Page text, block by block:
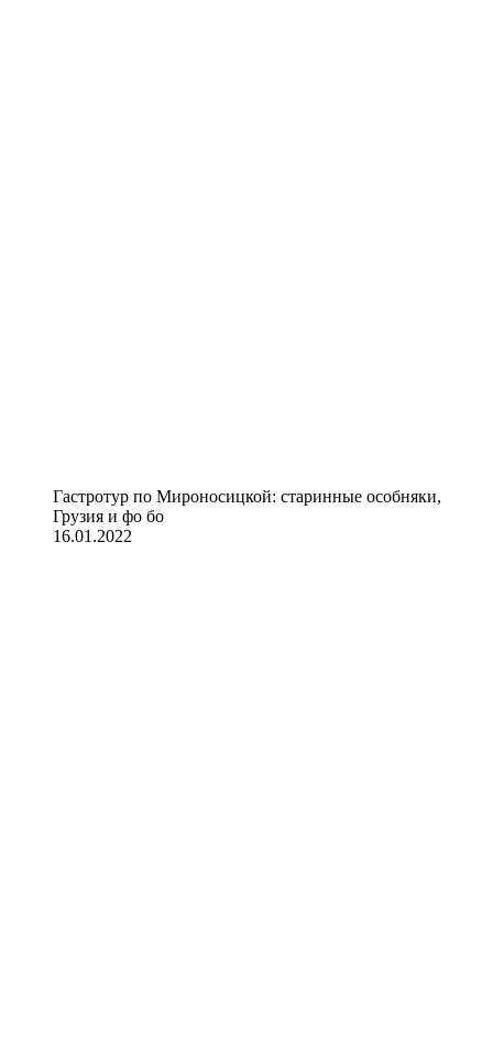
Гастротур по Мироносицкой: старинные особняки,
Грузия и фо бо
16.01.2022